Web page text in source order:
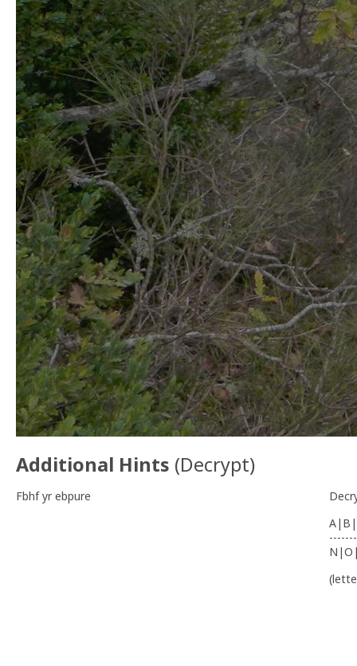
Additional Hints (Decrypt)
Fbhf yr ebpure